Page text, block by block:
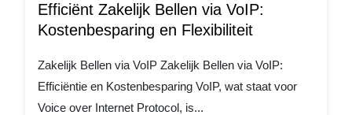
Efficiënt Zakelijk Bellen via VoIP:
Kostenbesparing en Flexibiliteit
Zakelijk Bellen via VoIP Zakelijk Bellen via VoIP:
Efficiëntie en Kostenbesparing VoIP, wat staat voor
Voice over Internet Protocol, is...